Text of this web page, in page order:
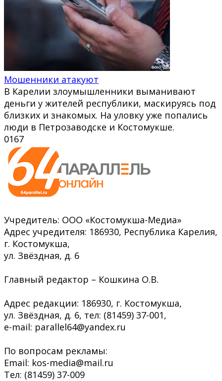
Мошенники атакуют
В Карелии злоумышленники выманивают
деньги у жителей республики, маскируясь под
близких и знакомых. На уловку уже попались
люди в Петрозаводске и Костомукше.
0167
Учредитель: ООО «Костомукша-Медиа»
Адрес учредителя: 186930, Республика Карелия,
г. Костомукша,
ул. Звёздная, д. 6
Главный редактор – Кошкина О.В.
Адрес редакции: 186930, г. Костомукша,
ул. Звёздная, д. 6, тел: (81459) 37-001,
e-mail: parallel64@yandex.ru
По вопросам рекламы:
Email: kos-media@mail.ru
Тел: (81459) 37-009